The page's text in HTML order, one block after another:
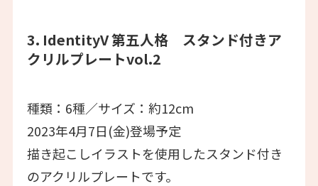
3. IdentityV 第五人格 スタンド付きア
クリルプレートvol.2
種類：6種／サイズ：約12cm
2023年4月7日(金)登場予定
描き起こしイラストを使用したスタンド付き
のアクリルプレートです。